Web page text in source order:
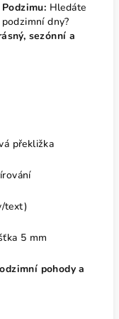
Hledáte
dny?
sezónní a
překližka
text)
5 mm
pohody a